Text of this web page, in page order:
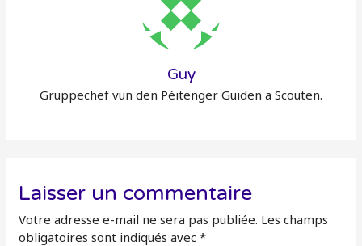
Guy
Gruppechef vun den Péitenger Guiden a Scouten.
Laisser un commentaire
Votre adresse e-mail ne sera pas publiée. Les champs
obligatoires sont indiqués avec*